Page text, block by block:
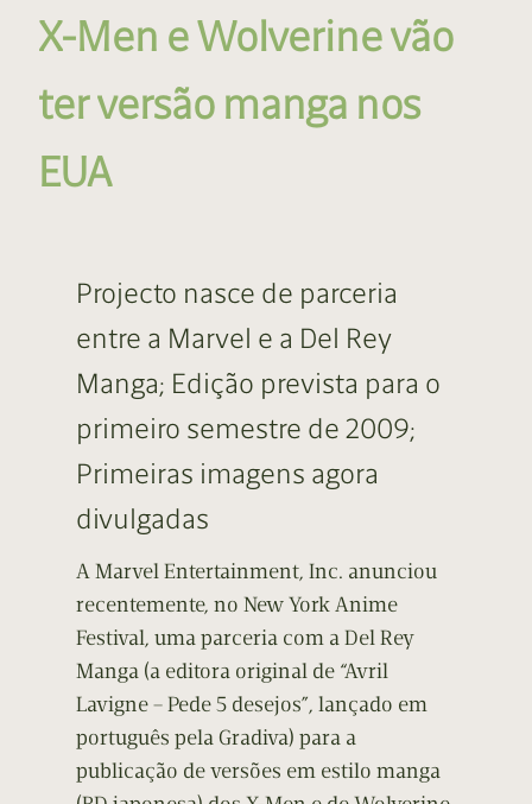
X-Men e Wolverine vão
ter versão manga nos
EUA
Projecto nasce de parceria
entre a Marvel e a Del Rey
Manga; Edição prevista para o
primeiro semestre de 2009;
Primeiras imagens agora
divulgadas
A Marvel Entertainment, Inc. anunciou
recentemente, no New York Anime
Festival, uma parceria com a Del Rey
Manga (a editora original de “Avril
Lavigne – Pede 5 desejos”, lançado em
português pela Gradiva) para a
publicação de versões em estilo manga